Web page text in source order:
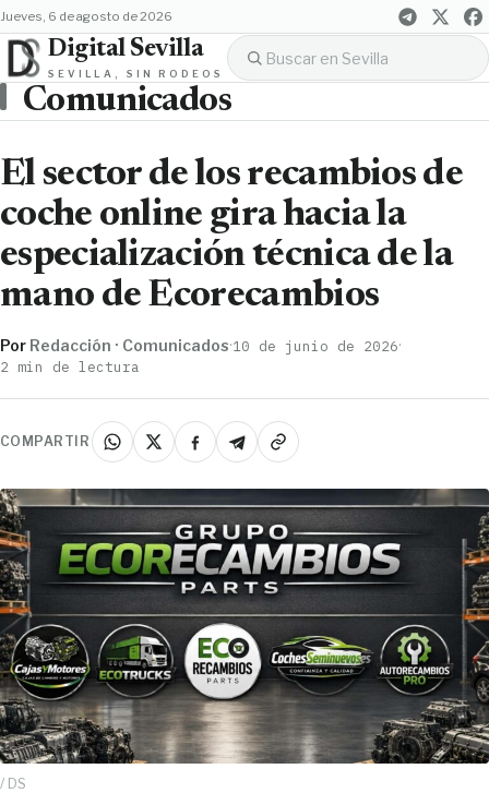
jueves, 6 de agosto de 2026
Digital Sevilla
SEVILLA, SIN RODEOS
Comunicados
El sector de los recambios de
coche online gira hacia la
especialización técnica de la
mano de Ecorecambios
Por Redacción · Comunicados·10 de junio de 2026·
2 min de lectura
COMPARTIR
/ DS